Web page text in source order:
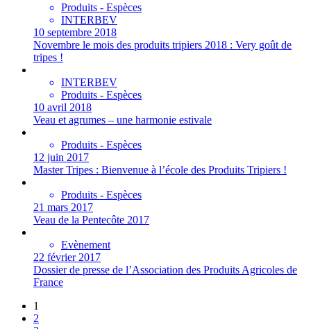
Produits - Espèces
INTERBEV
10 septembre 2018
Novembre le mois des produits tripiers 2018 : Very goût de
tripes !
INTERBEV
Produits - Espèces
10 avril 2018
Veau et agrumes – une harmonie estivale
Produits - Espèces
12 juin 2017
Master Tripes : Bienvenue à l’école des Produits Tripiers !
Produits - Espèces
21 mars 2017
Veau de la Pentecôte 2017
Evènement
22 février 2017
Dossier de presse de l’Association des Produits Agricoles de
France
1
2